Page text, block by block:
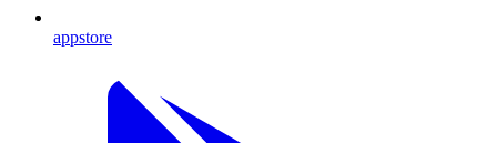
appstore